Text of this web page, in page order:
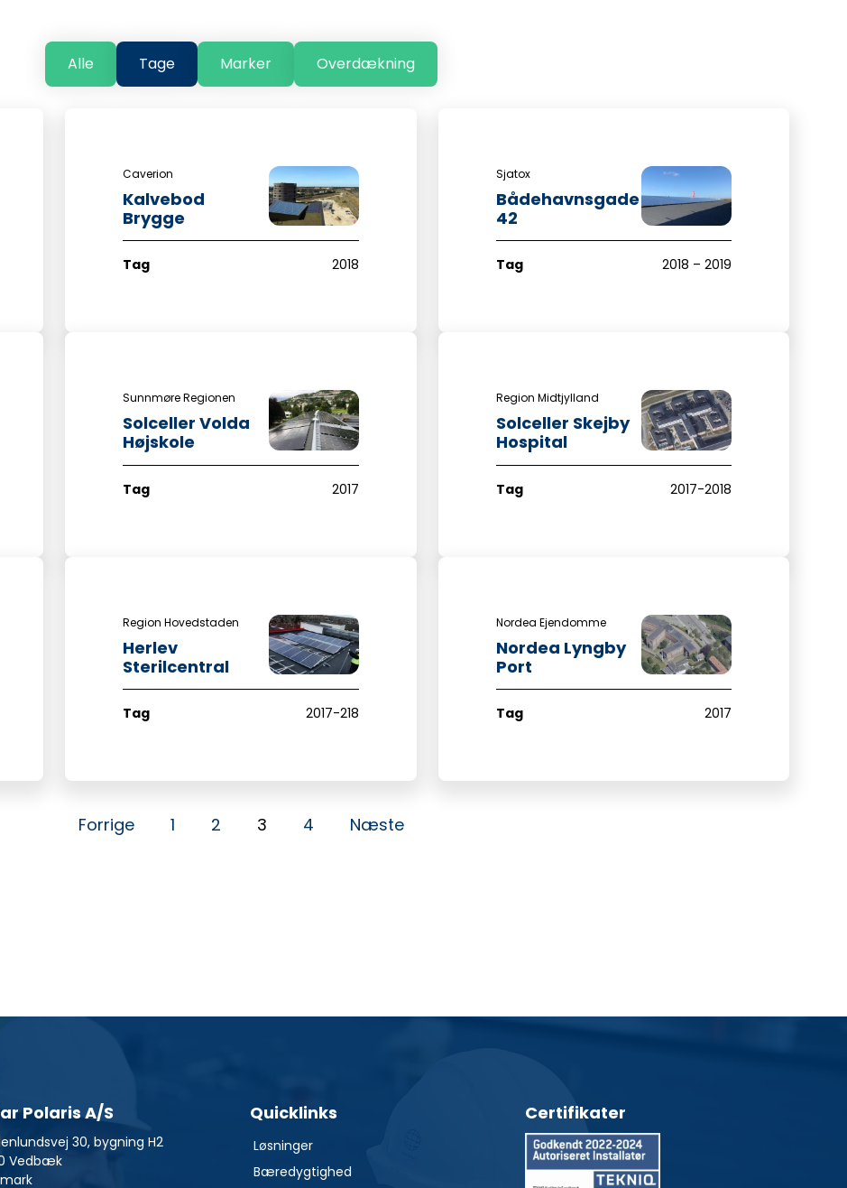
Alle Tage Marker Overdækning
Caverion
Kalvebod
Brygge
Tag 2018
Sjatox
Bådehavnsgade
42
Tag 2018 – 2019
Sunnmøre Regionen
Solceller Volda
Højskole
Tag 2017
Region Midtjylland
Solceller Skejby
Hospital
Tag 2017-2018
Region Hovedstaden
Herlev
Sterilcentral
Tag 2017-218
Nordea Ejendomme
Nordea Lyngby
Port
Tag 2017
Forrige 1 2 3 4 Næste
Polaris A/S
30, bygning H2
Vedbæk
Quicklinks
Løsninger
Bæredygtighed
Certifikater